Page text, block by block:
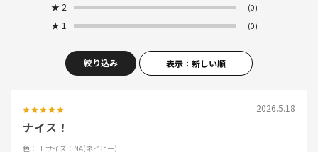
★ 2 (0)
★ 1 (0)
絞り込み 表示：新しい順
2026.5.18
ナイス！
色：LL サイズ：NA(ネイビー)